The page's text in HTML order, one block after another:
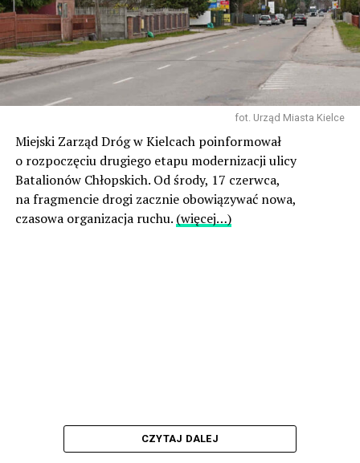
fot. Urząd Miasta Kielce
Miejski Zarząd Dróg w Kielcach poinformował
o rozpoczęciu drugiego etapu modernizacji ulicy
Batalionów Chłopskich. Od środy, 17 czerwca,
na fragmencie drogi zacznie obowiązywać nowa,
czasowa organizacja ruchu. (więcej…)
CZYTAJ DALEJ